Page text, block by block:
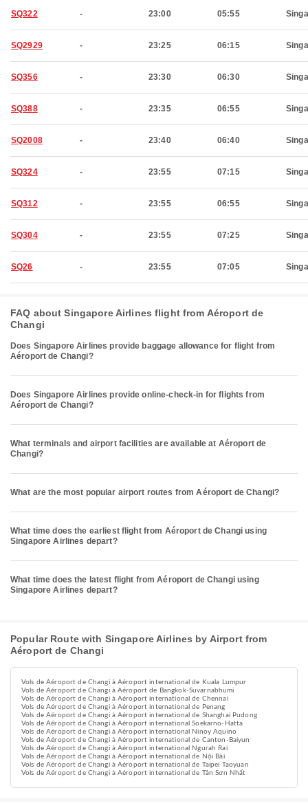
SQ322 - 23:00 05:55
SQ2929 - 23:25 06:15
SQ356 - 23:30 06:30
SQ388 - 23:35 06:55
SQ2008 - 23:40 06:40
SQ324 - 23:55 07:15
SQ312 - 23:55 06:55
SQ304 - 23:55 07:25
SQ26 - 23:55 07:05
FAQ about Singapore Airlines flight from Aéroport de
Changi
Does Singapore Airlines provide baggage allowance for flight from
Aéroport de Changi?
Does Singapore Airlines provide online-check-in for flights from
Aéroport de Changi?
What terminals and airport facilities are available at Aéroport de
Changi?
What are the most popular airport routes from Aéroport de Changi?
What time does the earliest flight from Aéroport de Changi using
Singapore Airlines depart?
What time does the latest flight from Aéroport de Changi using
Singapore Airlines depart?
Popular Route with Singapore Airlines by Airport from
Aéroport de Changi
Vols de Aéroport de Changi à Aéroport international de Kuala Lumpur
Vols de Aéroport de Changi à Aéroport de Bangkok-Suvarnabhumi
Vols de Aéroport de Changi à Aéroport international de Chennai
Vols de Aéroport de Changi à Aéroport international de Penang
Vols de Aéroport de Changi à Aéroport international de Shanghai Pudong
Vols de Aéroport de Changi à Aéroport international Soekarno-Hatta
Vols de Aéroport de Changi à Aéroport international Ninoy Aquino
Vols de Aéroport de Changi à Aéroport international de Canton-Baiyun
Vols de Aéroport de Changi à Aéroport international Ngurah Rai
Vols de Aéroport de Changi à Aéroport international de Nội Bài
Vols de Aéroport de Changi à Aéroport international de Taipei Taoyuan
Vols de Aéroport de Changi à Aéroport international de Tân Sơn Nhất